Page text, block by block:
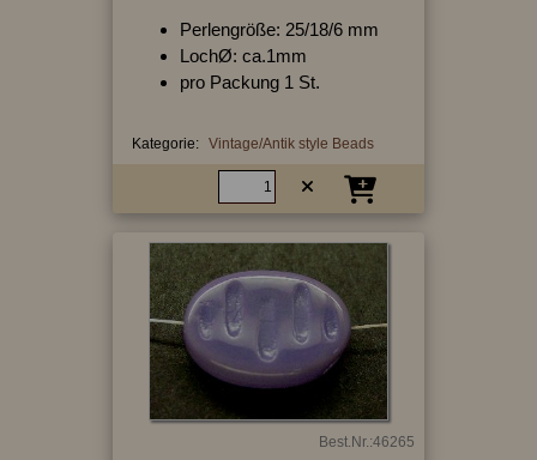
Perlengröße: 25/18/6 mm
LochØ: ca.1mm
pro Packung 1 St.
Kategorie: Vintage/Antik style Beads
Best.Nr.:46265